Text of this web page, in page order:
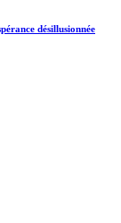
désillusionnée